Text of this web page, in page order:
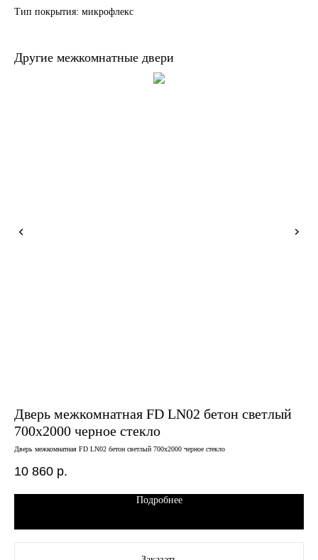
Тип покрытия: микрофлекс
Другие межкомнатные двери
Дверь межкомнатная FD LN02 бетон светлый
700х2000 черное стекло
Дверь межкомнатная FD LN02 бетон светлый 700х2000 черное стекло
10 860 р.
Подробнее